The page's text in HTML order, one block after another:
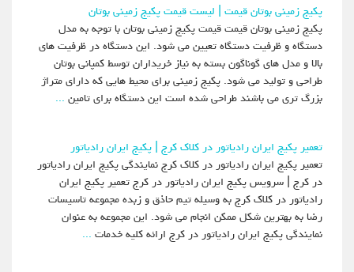
پکیج زمینی بوتان قیمت | لیست قیمت پکیج زمینی بوتان
پکیج زمینی بوتان قیمت قیمت پکیج زمینی بوتان با توجه به مدل
دستگاه و ظرفیت دستگاه تعیین می شود. این دستگاه در ظرفیت های
بالا و مدل های گوناگون بسته به نیاز خریداران توسط کمپانی بوتان
طراحی و تولید می شود. پکیج زمینی برای محیط هایی که دارای متراژ
بزرگ تری می باشند طراحی شده است این دستگاه برای تامین...
تعمیر پکیج ایران رادیاتور در کلاک کرج | پکیج ایران رادیاتور
تعمیر پکیج ایران رادیاتور در کلاک کرج نمایندگی پکیج ایران رادیاتور
در کرج | سرویس پکیج ایران رادیاتور در کرج تعمیر پکیج ایران
رادیاتور در کلاک کرج به وسیله تیم حاذق و زبده مجموعه تاسیسات
رضا به بهترین شکل ممکن انجام می شود. این مجموعه به عنوان
نمایندگی پکیج ایران رادیاتور در کرج ارائه کلیه خدمات...